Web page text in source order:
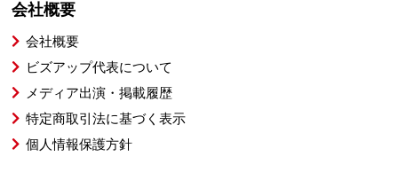
会社概要
会社概要
ビズアップ代表について
メディア出演・掲載履歴
特定商取引法に基づく表示
個人情報保護方針